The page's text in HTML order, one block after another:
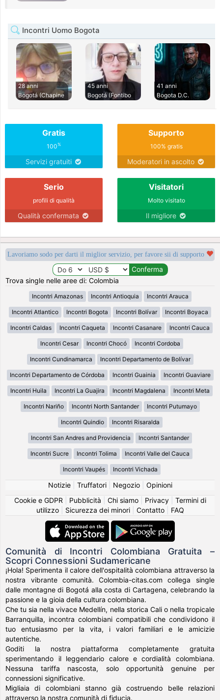
Incontri Uomo Bogota
28 anni
Bogotá (Chapine
45 anni
Bogotá (Fontibo
41 anni
Bogota D.C.
Gratis
100%
Servizi gratuiti
Supporto
100% gratis
Moderatori in ascolto
Serio
profili di qualità
Qualità confermata
Visitatori
Molto visitato
Il migliore
Lavoriamo sodo per darti il miglior servizio, per favore sii di supporto
Trova single nelle aree di: Colombia
Incontri Amazonas Incontri Antioquia Incontri Arauca
Incontri Atlantico Incontri Bogota Incontri Bolívar Incontri Boyaca
Incontri Caldas Incontri Caqueta Incontri Casanare Incontri Cauca
Incontri Cesar Incontri Chocó Incontri Cordoba
Incontri Cundinamarca Incontri Departamento de Bolívar
Incontri Departamento de Córdoba Incontri Guainia Incontri Guaviare
Incontri Huila Incontri La Guajira Incontri Magdalena Incontri Meta
Incontri Nariño Incontri North Santander Incontri Putumayo
Incontri Quindio Incontri Risaralda
Incontri San Andres and Providencia Incontri Santander
Incontri Sucre Incontri Tolima Incontri Valle del Cauca
Incontri Vaupés Incontri Vichada
Notizie| Truffatori| Negozio| Opinioni
Cookie e GDPR
Pubblicità Chi siamo| Privacy| Termini di
utilizzo| Sicurezza dei minori| Contatto| FAQ
Comunità di Incontri Colombiana Gratuita –
Scopri Connessioni Sudamericane
¡Hola! Sperimenta il calore dell'ospitalità colombiana attraverso la
nostra vibrante comunità. Colombia-citas.com collega single
dalle montagne di Bogotá alla costa di Cartagena, celebrando la
passione e la gioia della cultura colombiana.
Che tu sia nella vivace Medellín, nella storica Cali o nella tropicale
Barranquilla, incontra colombiani compatibili che condividono il
tuo entusiasmo per la vita, i valori familiari e le amicizie
autentiche.
Goditi la nostra piattaforma completamente gratuita
sperimentando il leggendario calore e cordialità colombiana.
Nessuna tariffa nascosta, solo opportunità genuine per
connessioni significative.
Migliaia di colombiani stanno già costruendo belle relazioni
attraverso la nostra comunità di fiducia.